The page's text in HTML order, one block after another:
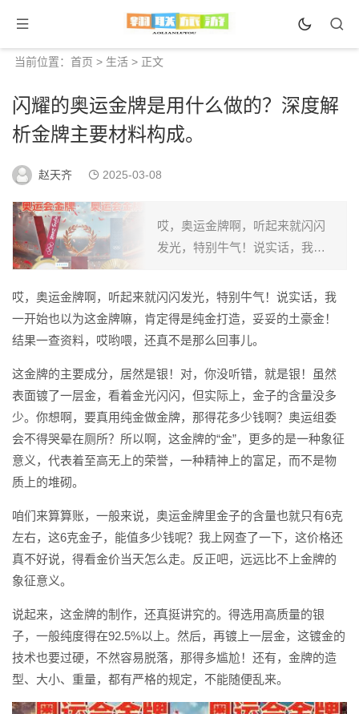
当前位置： 首页 > 生活 > 正文
闪耀的奥运金牌是用什么做的？深度解
析金牌主要材料构成。
赵天齐 2025-03-08
哎，奥运金牌啊，听起来就闪闪
发光，特别牛气！说实话，我一
纯金打造，妥妥的土豪金！结果
一查资料，哎哟喂，还真不是那
么回事儿。 这金牌的主要成分...
哎，奥运金牌啊，听起来就闪闪发光，特别牛气！说实话，我
一开始也以为这金牌嘛，肯定得是纯金打造，妥妥的土豪金！
结果一查资料，哎哟喂，还真不是那么回事儿。
这金牌的主要成分，居然是银！对，你没听错，就是银！虽然
表面镀了一层金，看着金光闪闪，但实际上，金子的含量没多
少。你想啊，要真用纯金做金牌，那得花多少钱啊？奥运组委
会不得哭晕在厕所？所以啊，这金牌的“金”，更多的是一种象征
意义，代表着至高无上的荣誉，一种精神上的富足，而不是物
质上的堆砌。
咱们来算算账，一般来说，奥运金牌里金子的含量也就只有6克
左右，这6克金子，能值多少钱呢？我上网查了一下，这价格还
真不好说，得看金价当天怎么走。反正吧，远远比不上金牌的
象征意义。
说起来，这金牌的制作，还真挺讲究的。得选用高质量的银
子，一般纯度得在92.5%以上。然后，再镀上一层金，这镀金的
技术也要过硬，不然容易脱落，那得多尴尬！还有，金牌的造
型、大小、重量，都有严格的规定，不能随便乱来。